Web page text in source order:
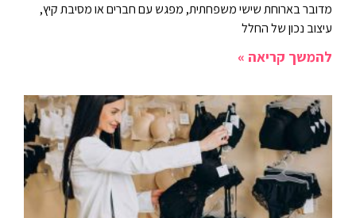
מדובר בארוחת שישי משפחתית, מפגש עם חברים או מסיבת קיץ,
עיצוב נכון של החלל
להמשך קריאה »